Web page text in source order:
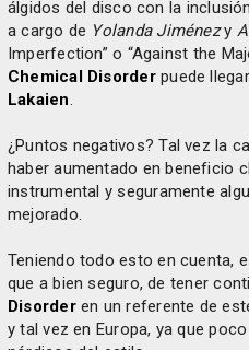
álgidos del disco con la
a cargo de Yolanda Jiménezy
Imperfection” o “Against the
Chemical Disorderpuede
Lakaien.
¿Puntos negativos? Tal vez la
haber aumentado en beneficio
instrumental y seguramente
mejorado.
Teniendo todo esto en cuenta,
que a bien seguro, de tener
Disorderen un referente de
y tal vez en Europa, ya que